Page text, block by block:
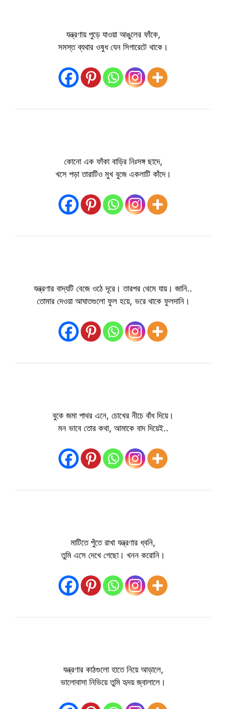
যন্ত্রণায় পুড়ে যাওয়া আঙুলের ফাঁকে,
সমস্ত ব্যথার ওষুধ যেন সিগারেটে থাকে।
কোনো এক ফাঁকা বাড়ির নিঃসঙ্গ ছাদে,
খসে পড়া তারাটিও মুখ বুজে একলাটি কাঁদে।
যন্ত্রণার বাদ্যটি বেজে ওঠে দূরে। তারপর থেমে যায়। জানি..
তোমার দেওয়া আঘাতগুলো ফুল হয়ে, ভরে থাকে ফুলদানি।
বুকে জমা পাথর এনে, চোখের নীচে বাঁধ দিয়ে।
মন ভাবে তোর কথা, আমাকে বাদ দিয়েই..
মাটিতে পুঁতে রাখা যন্ত্রণার ধ্বনি,
তুমি এসে দেখে গেছো। খনন করোনি।
যন্ত্রণার কাঠগুলো হাতে নিয়ে আড়ালে,
ভালোবাসা নিভিয়ে তুমি হৃদয় জ্বালালে।